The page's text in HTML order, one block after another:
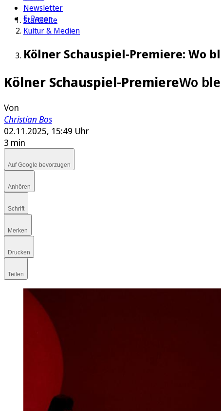
Newsletter
E-Paper
Startseite
Kultur & Medien
Kölner Schauspiel-Premiere: Wo
Kölner Schauspiel-PremiereWo
Von
Christian Bos
02.11.2025, 15:49 Uhr
3 min
Auf Google bevorzugen
Anhören
Schrift
Merken
Drucken
Teilen